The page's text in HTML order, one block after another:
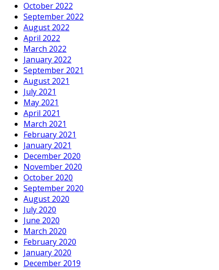
October 2022
September 2022
August 2022
April 2022
March 2022
January 2022
September 2021
August 2021
July 2021
May 2021
April 2021
March 2021
February 2021
January 2021
December 2020
November 2020
October 2020
September 2020
August 2020
July 2020
June 2020
March 2020
February 2020
January 2020
December 2019